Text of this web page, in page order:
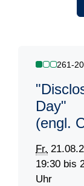
261-
Day"
(engl.
Fr.
19:30 bis
Uhr